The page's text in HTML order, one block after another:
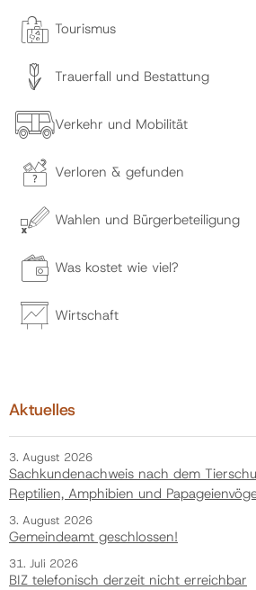
Tourismus
Trauerfall und Bestattung
Verkehr und Mobilität
Verloren & gefunden
Wahlen und Bürgerbeteiligung
Was kostet wie viel?
Wirtschaft
Aktuelles
3. August 2026
Sachkundenachweis nach dem
Reptilien, Amphibien und
3. August 2026
Gemeindeamt geschlossen!
31. Juli 2026
BIZ telefonisch derzeit nicht erreichbar